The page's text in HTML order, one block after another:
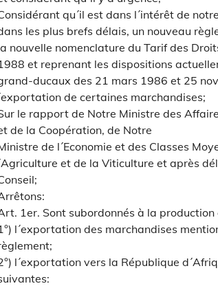
qu´il est dans l´intérêt de
les plus brefs délais, un nouveau
nouvelle nomenclature du Tarif des
et reprenant les dispositions
ducaux des 21 mars 1986 et 25
de certaines marchandises;
le rapport de Notre Ministre des
de la Coopération, de Notre
de l´Economie et des Classes
et de la Viticulture et après
1er. Sont subordonnés à la production
l´exportation des marchandises
l´exportation vers la République